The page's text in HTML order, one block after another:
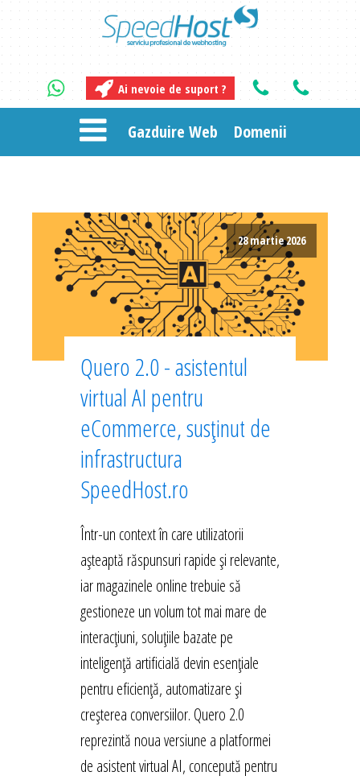
Ai nevoie de suport ?
Gazduire Web Domenii
28 martie 2026
Quero 2.0 - asistentul
virtual AI pentru
eCommerce, susținut de
infrastructura
SpeedHost.ro
Într-un context în care utilizatorii
așteaptă răspunsuri rapide și relevante,
iar magazinele online trebuie să
gestioneze un volum tot mai mare de
interacțiuni, soluțiile bazate pe
inteligență artificială devin esențiale
pentru eficiență, automatizare și
creșterea conversiilor. Quero 2.0
reprezintă noua versiune a platformei
de asistent virtual AI, concepută pentru